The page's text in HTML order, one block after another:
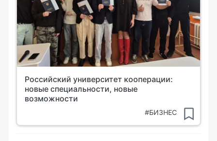
Российский университет кооперации:
новые специальности, новые
возможности
#БИЗНЕС